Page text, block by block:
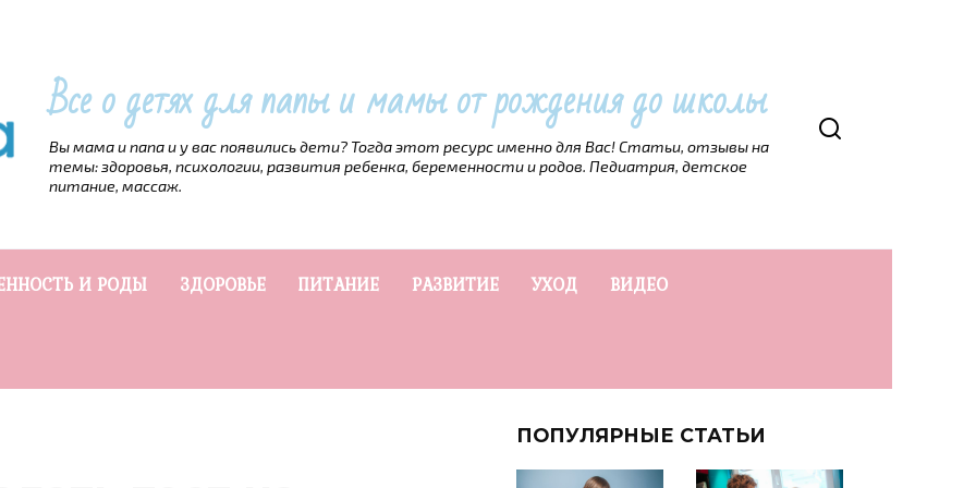
Все о детях для папы и мамы от рождения до школы
Вы мама и папа и у вас появились дети? Тогда этот ресурс именно для Вас! Статьи, отзывы на
темы: здоровья, психологии, развития ребенка, беременности и родов. Педиатрия, детское
питание, массаж.
И РОДЫ ЗДОРОВЬЕ ПИТАНИЕ РАЗВИТИЕ УХОД ВИДЕО
ПОПУЛЯРНЫЕ СТАТЬИ